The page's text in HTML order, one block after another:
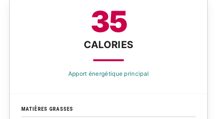
35
CALORIES
Apport énergétique principal
MATIÈRES GRASSES